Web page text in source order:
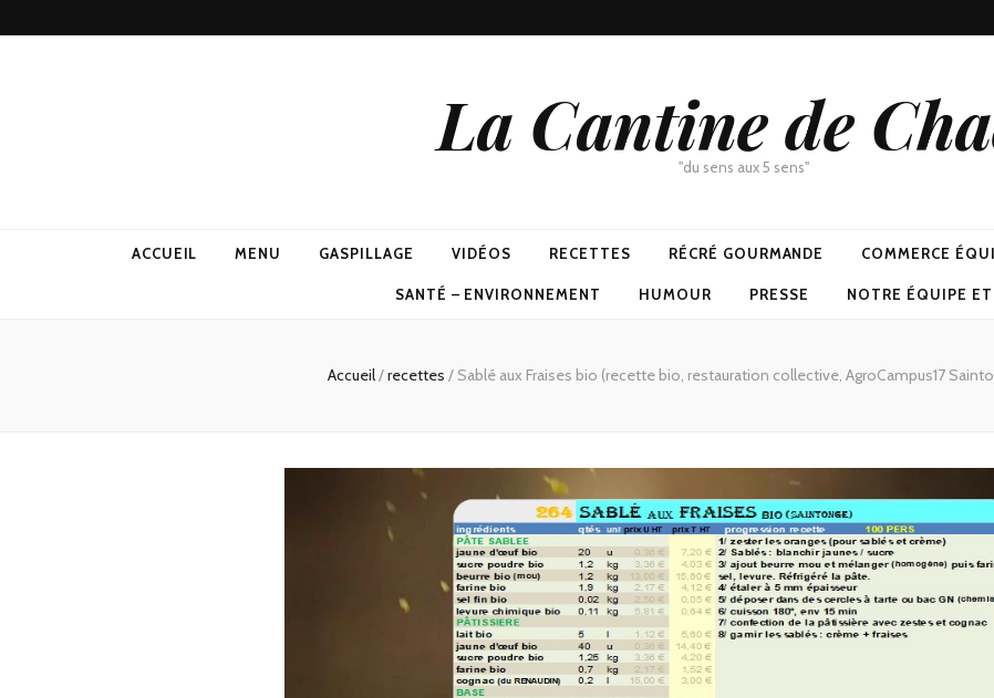
La Cantine de
"du sens aux 5 sens"
ACCUEIL MENU GASPILLAGE VIDÉOS RECETTES RÉCRÉ GOURMANDE COMMERCE
SANTÉ – ENVIRONNEMENT HUMOUR PRESSE NOTRE ÉQUIPE
Accueil/recettes / Sablé aux Fraises bio (recette bio, restauration collective, AgroCampus17